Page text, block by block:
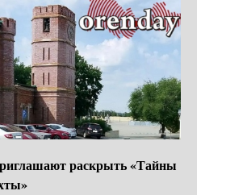
раскрыть «Тайны